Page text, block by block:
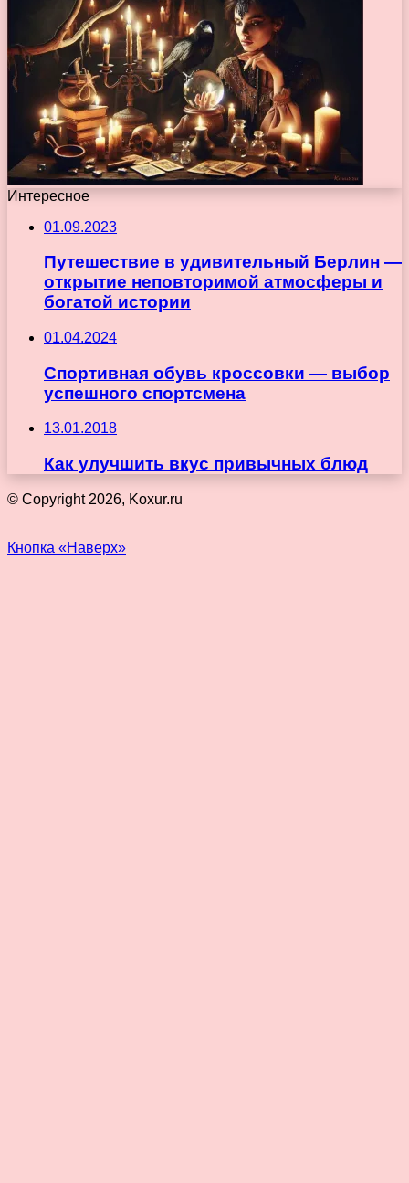
Интересное
01.09.2023
Путешествие в удивительный Берлин —
открытие неповторимой атмосферы и
богатой истории
01.04.2024
Спортивная обувь кроссовки — выбор
успешного спортсмена
13.01.2018
Как улучшить вкус привычных блюд
© Copyright 2026, Koxur.ru
Кнопка «Наверх»